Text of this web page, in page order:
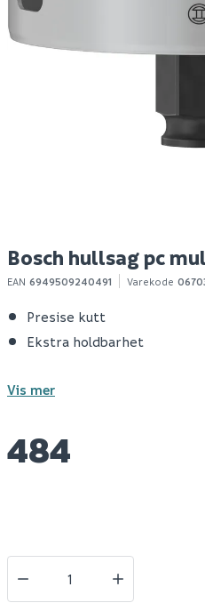
Bosch hullsag pc multi
Bosch hullsag pc
EAN 6949509240491 Varekode
Presise kutt
Ekstra holdbarhet
Vis mer
484